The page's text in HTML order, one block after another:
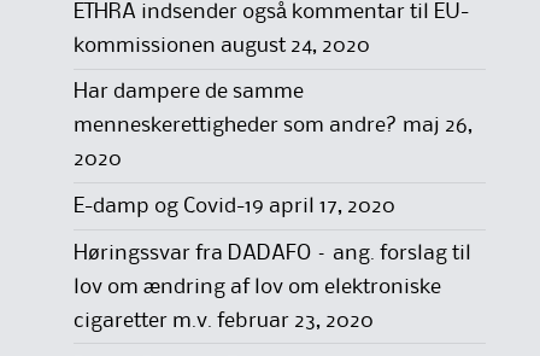
ETHRA indsender også kommentar til EU-
kommissionen august 24, 2020
Har dampere de samme
menneskerettigheder som andre? maj 26,
2020
E-damp og Covid-19 april 17, 2020
Høringssvar fra DADAFO – ang. forslag til
lov om ændring af lov om elektroniske
cigaretter m.v. februar 23, 2020